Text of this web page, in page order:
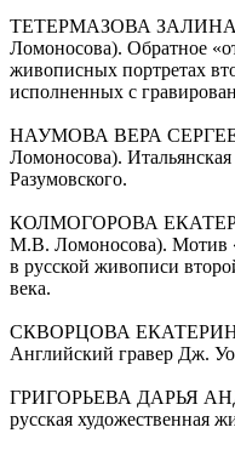
ТЕТЕРМАЗОВА
Ломоносова). Обратное
живописных портретах
исполненных с
НАУМОВА ВЕРА
Ломоносова).
Разумовского.
КОЛМОГОРОВА
М.В. Ломоносова). Мотив
в русской живописи
века.
СКВОРЦОВА
Английский гравер Дж.
ГРИГОРЬЕВА ДАРЬЯ
русская художественная